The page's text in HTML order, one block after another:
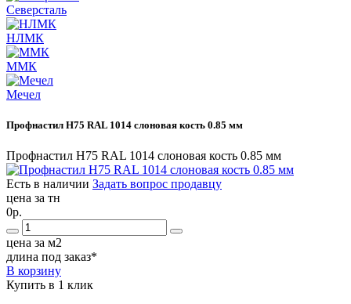
Северсталь
НЛМК
ММК
Мечел
Профнастил Н75 RAL 1014 слоновая кость 0.85 мм
Профнастил Н75 RAL 1014 слоновая кость 0.85 мм
Есть в наличии Задать вопрос продавцу
цена за тн
0р.
цена за м2
длина под заказ*
В корзину
Купить в 1 клик